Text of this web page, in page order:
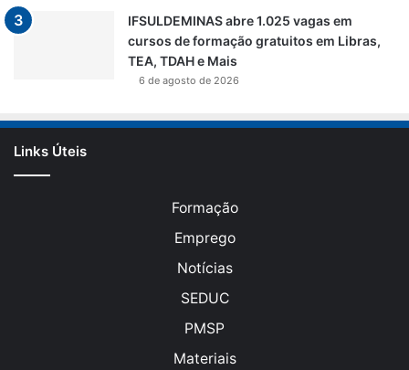
IFSULDEMINAS abre 1.025 vagas em
cursos de formação gratuitos em Libras,
TEA, TDAH e Mais
6 de agosto de 2026
Links Úteis
Formação
Emprego
Notícias
SEDUC
PMSP
Materiais